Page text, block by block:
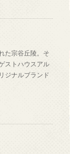
た宗谷丘陵。そ
ストハウスアル
ジナルブランド